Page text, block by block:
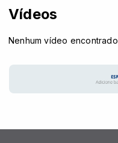
Vídeos
Nenhum vídeo encontrado